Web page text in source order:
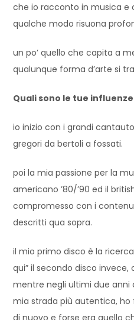
che io racconto in musica e
qualche modo risuona
un po’ quello che capita a
qualunque forma d’arte si
Quali sono le tue
io inizio con i grandi
gregori da bertoli a fossati.
poi la mia passione per la
americano ’80/’90 ed il
compromesso con i
descritti qua sopra.
il mio primo disco è la
qui” il secondo disco
mentre negli ultimi due anni
mia strada più autentica,
di nuovo e forse era quello